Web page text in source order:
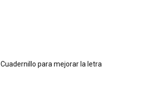
Cuadernillo para mejorar la letra